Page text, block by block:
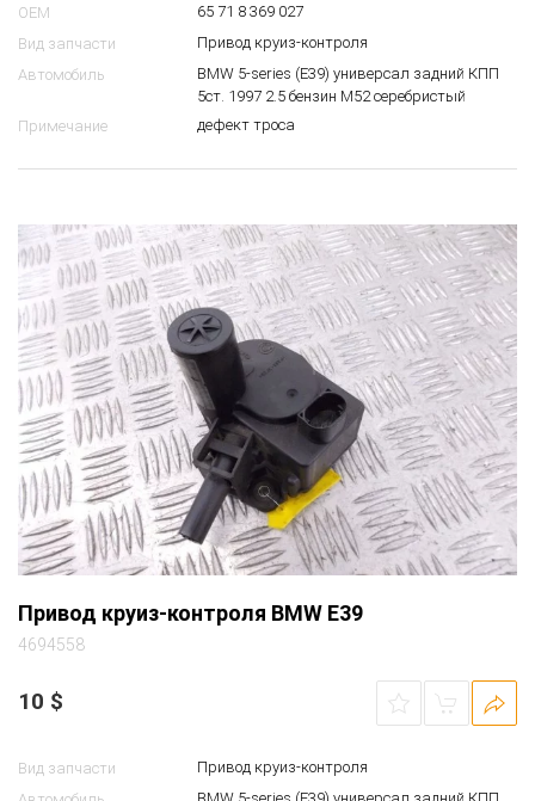
OEM
65 71 8 369 027
Вид запчасти
Привод круиз-контроля
Автомобиль
BMW 5-series (E39) универсал задний КПП
5ст. 1997 2.5 бензин M52 серебристый
Примечание
дефект троса
Привод круиз-контроля BMW E39
4694558
10 $
Вид запчасти
Привод круиз-контроля